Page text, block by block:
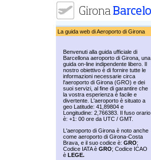
La guida web di Aeroporto di Girona
Benvenuti alla guida ufficiale di
Barcellona aeroporto di Girona, una
guida on-line indipendente libero. Il
nostro obiettivo è di fornire tutte le
informazioni necessarie circa
l'aeroporto di Girona (GRO) e dei
suoi servizi, al fine di garantire che
la vostra esperienza è facile e
divertente. L'aeroporto è situato a
geo Latitude: 41,89804 e
Longitudine: 2,766383. Il fuso orario
è: +1: 00 ore da UTC / GMT.
L'aeroporto di Girona è noto anche
come aeroporto di Girona-Costa
Brava, e il suo codice è: GRO;
Codice IATA è GRO; Codice ICAO
è LEGE.